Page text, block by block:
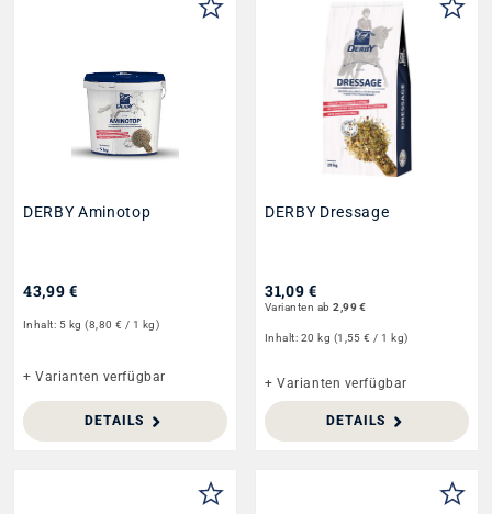
DERBY Aminotop
43,99 €
Inhalt: 5 kg(8,80 € / 1 kg)
+ Varianten verfügbar
DETAILS
DERBY Dressage
31,09 €
Varianten ab 2,99 €
Inhalt: 20 kg (1,55 € / 1 kg)
+ Varianten verfügbar
DETAILS